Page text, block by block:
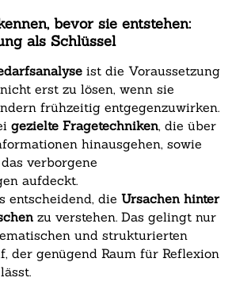
bevor sie entstehen:
als Schlüssel
ist die Voraussetzung
erst zu lösen, wenn sie
frühzeitig entgegenzuwirken.
gezielte Fragetechniken, die über
hinausgehen, sowie
verborgene
aufdeckt.
entscheidend, die Ursachen hinter
zu verstehen. Das gelingt nur
und strukturierten
der genügend Raum für Reflexion